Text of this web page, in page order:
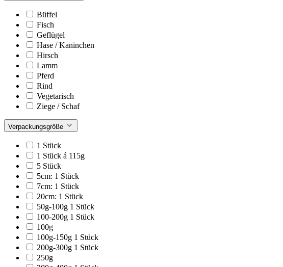
Büffel
Fisch
Geflügel
Hase / Kaninchen
Hirsch
Lamm
Pferd
Rind
Vegetarisch
Ziege / Schaf
Verpackungsgröße
1 Stück
1 Stück á 115g
5 Stück
5cm: 1 Stück
7cm: 1 Stück
20cm: 1 Stück
50g-100g 1 Stück
100-200g 1 Stück
100g
100g-150g 1 Stück
200g-300g 1 Stück
250g